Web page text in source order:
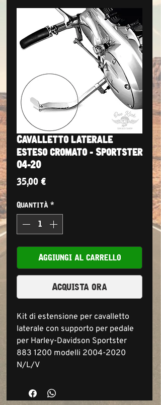
Cavalletto laterale
esteso cromato - Sportster
04-20
35,00 €Prezzo
Quantità *
Aggiungi al carrello
Acquista ora
Kit di estensione per cavalletto
laterale con supporto per pedale
per Harley-Davidson Sportster
883 1200 modelli 2004-2020
N/L/V